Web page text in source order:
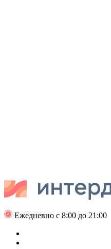
Ежедневно с 8:00 до 21:00